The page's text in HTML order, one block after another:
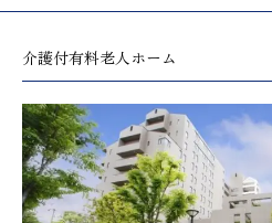
介護付有料老人ホーム